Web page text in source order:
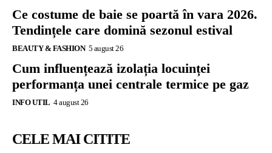
Ce costume de baie se poartă în vara 2026.
Tendințele care domină sezonul estival
BEAUTY & FASHION 5 august 26
Cum influențează izolația locuinței
performanța unei centrale termice pe gaz
INFO UTIL 4 august 26
CELE MAI CITITE